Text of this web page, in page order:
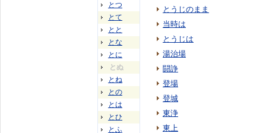
とつ
とて
とと
とな
とに
とぬ
とね
との
とは
とひ
とふ
とうじのまま
当時は
とうじは
湯治場
闘諍
登場
登城
東浄
東上